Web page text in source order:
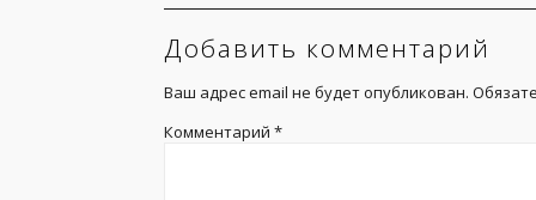
Добавить комментарий
Ваш адрес email не будет опубликован.
Комментарий *